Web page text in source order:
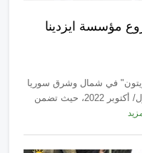
مؤسسة ايزدينا
في شمال وشرق سوريا
في3 أيار/ مايو 2022 ولغاية 1 تشرين الأول/ أكتوبر 2022، حيث تضمن